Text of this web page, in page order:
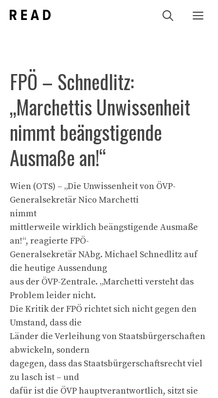
Inhalt
FPÖ – Schnedlitz:
„Marchettis Unwissenheit
nimmt beängstigende
Ausmaße an!“
Wien (OTS) – „Die Unwissenheit von ÖVP-
Generalsekretär Nico Marchetti
nimmt
mittlerweile wirklich beängstigende Ausmaße
an!“, reagierte FPÖ-
Generalsekretär NAbg. Michael Schnedlitz auf
die heutige Aussendung
aus der ÖVP-Zentrale. „Marchetti versteht das
Problem leider nicht.
Die Kritik der FPÖ richtet sich nicht gegen den
Umstand, dass die
Länder die Verleihung von Staatsbürgerschaften
abwickeln, sondern
dagegen, dass das Staatsbürgerschaftsrecht viel
zu lasch ist – und
dafür ist die ÖVP hauptverantwortlich, sitzt sie